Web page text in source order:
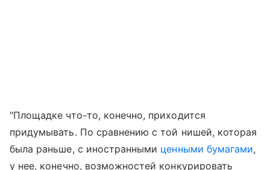
"Площадке что-то, конечно, приходится
придумывать. По сравнению с той нишей, которая
была раньше, с иностранными ценными бумагами,
у нее, конечно, возможностей конкурировать